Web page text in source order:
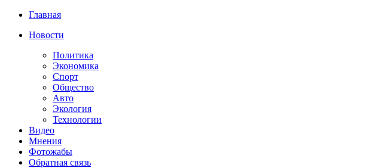
Главная
Новости
Политика
Экономика
Спорт
Общество
Авто
Экология
Технологии
Видео
Мнения
Фотожабы
Обратная связь